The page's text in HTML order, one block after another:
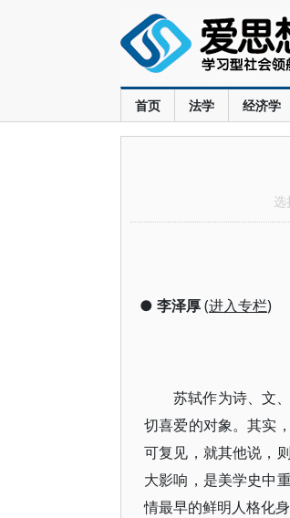
首页 法学 经济学
选
● 李泽厚(进入专栏)
苏轼作为诗、文
切喜爱的对象。其实
可复见，就其他说，
大影响，是美学史中
情最早的鲜明人格化